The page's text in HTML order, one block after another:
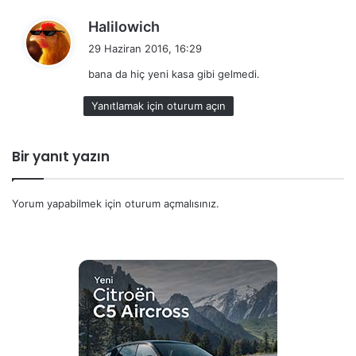
Halilowich
i
k
i
29 Haziran 2016, 16:29
bana da hiç yeni kasa gibi gelmedi.
Yanıtlamak için oturum açın
Bir yanıt yazın
Yorum yapabilmek için oturum açmalısınız.